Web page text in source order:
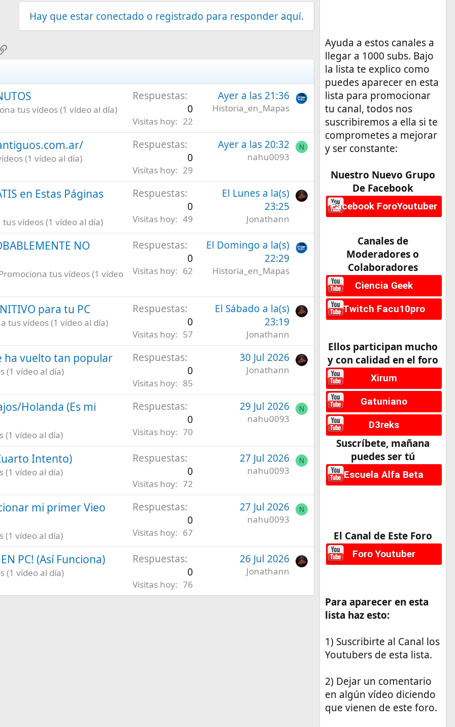
Hay que estar conectado o registrado para responder aquí.
Enlace
tus vídeos (1 vídeo al día)
Respuestas
0
Visitas hoy 22
Ayer a las 21:36
Historia_en_Mapas
(1 vídeo al día)
Respuestas
0
Visitas hoy 29
Ayer a las 20:32
nahu0093
N
en Estas Páginas
vídeos (1 vídeo al día)
Respuestas
0
Visitas hoy 49
El Lunes a la(s)
23:25
Jonathann
NO
tus vídeos (1 vídeo
Respuestas
0
Visitas hoy 62
El Domingo a la(s)
22:29
Historia_en_Mapas
para tu PC
tus vídeos (1 vídeo al día)
Respuestas
0
Visitas hoy 57
El Sábado a la(s)
23:19
Jonathann
ha vuelto tan popular
(1 vídeo al día)
Respuestas
0
Visitas hoy 85
30 Jul 2026
Jonathann
Holanda (Es mi
(1 vídeo al día)
Respuestas
0
Visitas hoy 70
29 Jul 2026
nahu0093
N
Intento)
(1 vídeo al día)
Respuestas
0
Visitas hoy 72
27 Jul 2026
nahu0093
N
mi primer Vieo
(1 vídeo al día)
Respuestas
0
Visitas hoy 67
27 Jul 2026
nahu0093
N
EN PC! (Así Funciona)
(1 vídeo al día)
Respuestas
0
Visitas hoy 76
26 Jul 2026
Jonathann
Ayuda a estos canales a
llegar a 1000 subs. Bajo
la lista te explico como
puedes aparecer en esta
lista para promocionar
tu canal, todos nos
suscribiremos a ella si te
comprometes a mejorar
y ser constante:
Nuestro Nuevo Grupo
De Facebook
Facebook ForoYoutuber
Canales de
Moderadores o
Colaboradores
Ciencia Geek
Twitch Facu10pro
Ellos participan mucho
y con calidad en el foro
Xirum
Gatuniano
D3reks
Suscríbete, mañana
puedes ser tú
Escuela Alfa Beta
El Canal de Este Foro
Foro Youtuber
Para aparecer en esta
lista haz esto:
1) Suscribirte al Canal los
Youtubers de esta lista.
2) Dejar un comentario
en algún vídeo diciendo
que vienen de este foro.